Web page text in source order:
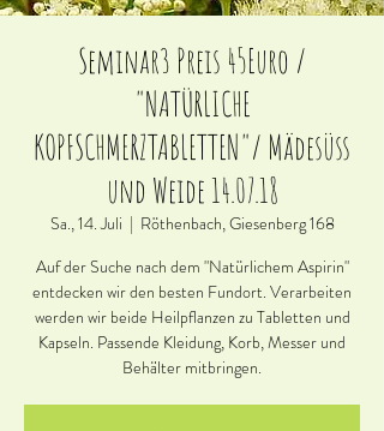
Seminar3 Preis 45Euro /
"NATÜRLICHE
KOPFSCHMERZTABLETTEN"/ Mädesüss
und Weide 14.07.18
Sa., 14. Juli
  |
Röthenbach, Giesenberg 168
Auf der Suche nach dem "Natürlichem Aspirin"
entdecken wir den besten Fundort. Verarbeiten
werden wir beide Heilpflanzen zu Tabletten und
Kapseln. Passende Kleidung, Korb, Messer und
Behälter mitbringen.